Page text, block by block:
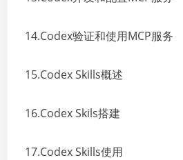
14.Codex验证和使用MCP服务
15.Codex Skills概述
16.Codex Skils搭建
17.Codex Skills使用